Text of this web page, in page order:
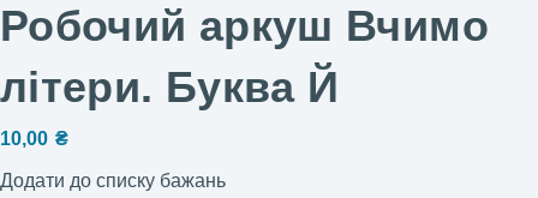
Робочий аркуш Вчимо
літери. Буква Й
10,00 ₴
Додати до списку бажань